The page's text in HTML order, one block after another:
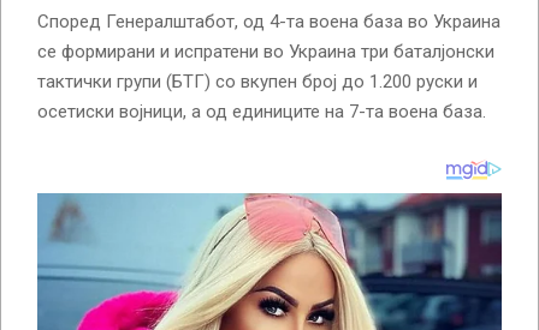
Според Генералштабот, од 4-та воена база во Украина
се формирани и испратени во Украина три баталјонски
тактички групи (БТГ) со вкупен број до 1.200 руски и
осетиски војници, а од единиците на 7-та воена база.